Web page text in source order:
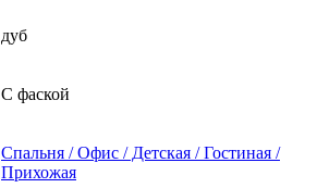
дуб
С фаской
Спальня / Офис / Детская / Гостиная /
Прихожая